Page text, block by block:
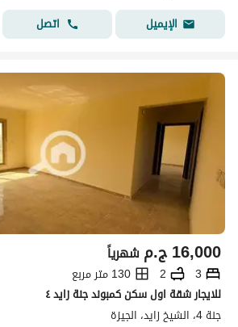
الإيميل
اتصل
ج.م16,000 شهرياً
3
2
130 متر مربع
للايجار شقة اول سكن كمبوند جنة زايد ٤
جنة 4، الشيخ زايد، الجيزة